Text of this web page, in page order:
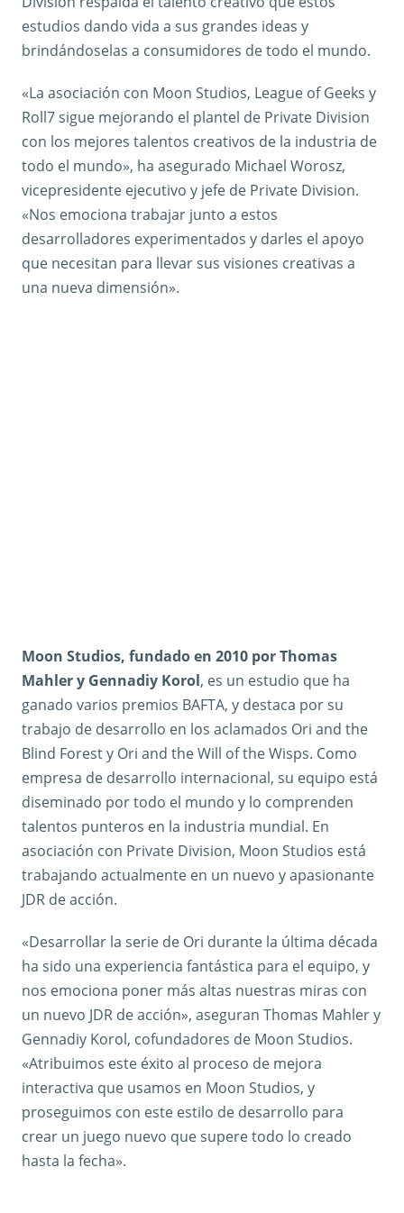
estudios dando vida a sus grandes ideas y
brindándoselas a consumidores de todo el mundo.
«La asociación con Moon Studios, League of Geeks y
Roll7 sigue mejorando el plantel de Private Division
con los mejores talentos creativos de la industria de
todo el mundo», ha asegurado Michael Worosz,
vicepresidente ejecutivo y jefe de Private Division.
«Nos emociona trabajar junto a estos
desarrolladores experimentados y darles el apoyo
que necesitan para llevar sus visiones creativas a
una nueva dimensión».
Moon Studios, fundado en 2010 por Thomas
Mahler y Gennadiy Korol, es un estudio que ha
ganado varios premios BAFTA, y destaca por su
trabajo de desarrollo en los aclamados Ori and the
Blind Forest y Ori and the Will of the Wisps. Como
empresa de desarrollo internacional, su equipo está
diseminado por todo el mundo y lo comprenden
talentos punteros en la industria mundial. En
asociación con Private Division, Moon Studios está
trabajando actualmente en un nuevo y apasionante
JDR de acción.
«Desarrollar la serie de Ori durante la última década
ha sido una experiencia fantástica para el equipo, y
nos emociona poner más altas nuestras miras con
un nuevo JDR de acción», aseguran Thomas Mahler y
Gennadiy Korol, cofundadores de Moon Studios.
«Atribuimos este éxito al proceso de mejora
interactiva que usamos en Moon Studios, y
proseguimos con este estilo de desarrollo para
crear un juego nuevo que supere todo lo creado
hasta la fecha».